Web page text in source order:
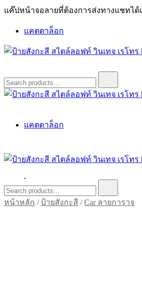
Skip
แค๊ปหน้าจอลายที่ต้องการส่งทางแชทได้
แคตตาล็อก
ป้ายสังกะสี สไตล์ลอฟท์ วินเทจ เรโทร |
ป้ายวินเทจ แต่งบ้าน ร้านกาแฟ ผับ โรงแ
ฮาร์เล่ย์โฆษณาเก่าโบราณ มีราคาแบบส
O8664277II
for:
ฮาร์เล่ย์โฆษณาเก่าโบราณ มีราคาแบบ
แคตตาล็อก
ป้ายสังกะสี สไตล์ลอฟท์ วินเทจ เรโทร |
ป้ายวินเทจ แต่งบ้าน ร้านกาแฟ ผับ โรงแ
ฮาร์เล่ย์โฆษณาเก่าโบราณ มีราคาแบบส
O8664277II
for:
หน้าหลัก / ป้ายสังกะสี /Car ลายการาจ